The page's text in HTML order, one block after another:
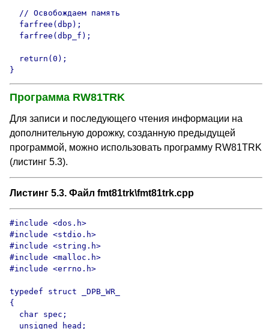
  // Освобождаем память
  farfree(dbp);
  farfree(dbp_f);
  return(0);
}
Программа RW81TRK
Для записи и последующего чтения информации на
дополнительную дорожку, созданную предыдущей
программой, можно использовать программу RW81TRK
(листинг 5.3).
Листинг 5.3. Файл fmt81trk\fmt81trk.cpp
#include <dos.h>
#include <stdio.h>
#include <string.h>
#include <malloc.h>
#include <errno.h>
typedef struct _DPB_WR_
{
  char spec;
  unsigned head;